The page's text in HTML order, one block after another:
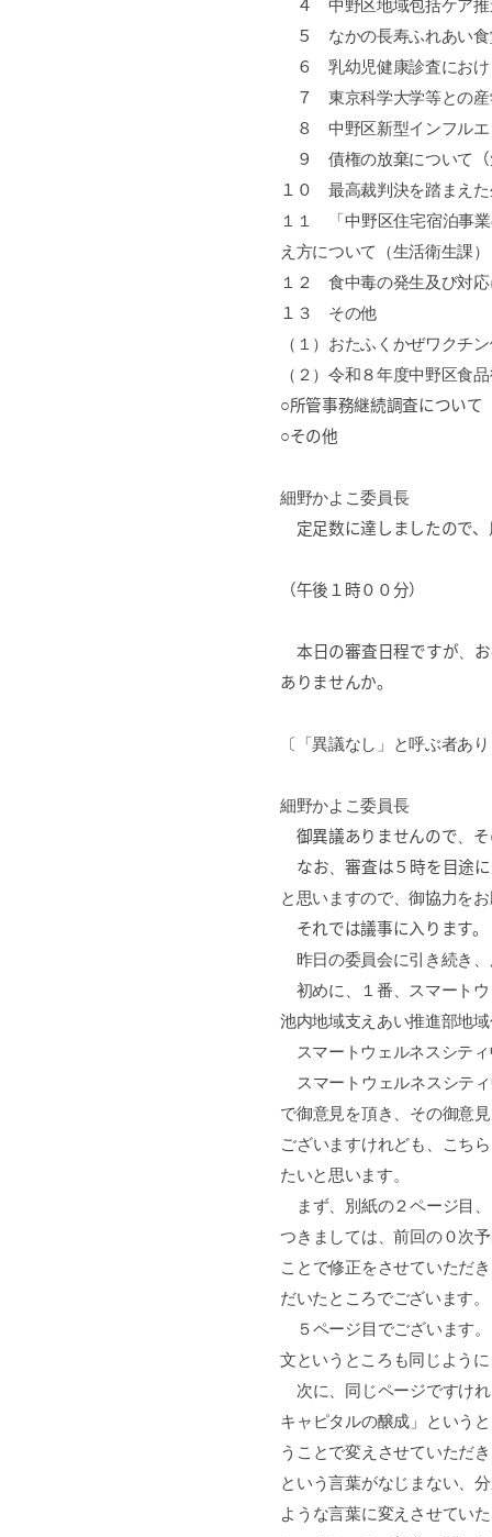
４ 中野区地域包括ケア
５ なかの長寿ふれあい
６ 乳幼児健康診査にお
７ 東京科学大学等との
８ 中野区新型インフル
９ 債権の放棄について
１０ 最高裁判決を踏まえ
１１ 「中野区住宅宿泊事
え方について（生活衛生課）
１２ 食中毒の発生及び対
１
３
その他
（１）おたふくかぜワクチ
（２）令和８年度中野区食
○所管事務継続調査について
○その他
細野かよこ委員長
定足数に達しましたので、
（午後１時００分）
本日の審査日程ですが
ありませんか。
〔「異議なし」と呼ぶ者あ
細野かよこ委員長
御異議ありませんので
なお 、審査は５時を目途
と思いますので、御協力を
それでは議事に入ります。
昨日の委員会に引き続き
初めに、１番、スマートウ
池内地域支えあい推進部地
スマートウェルネスシティ
スマートウェルネスシテ
で御意見を頂き、その御意
ございますけれども、こち
たいと思います。
まず、別紙の２ページ目
つきましては、前回の０次
ことで修正をさせていただ
だいたところでございます。
５ページ目でございます
文というところも同じよう
次に、同じページですけ
キャピタルの醸成」という
うことで変えさせていただ
という言葉がなじまない、
ような言葉に変えさせてい